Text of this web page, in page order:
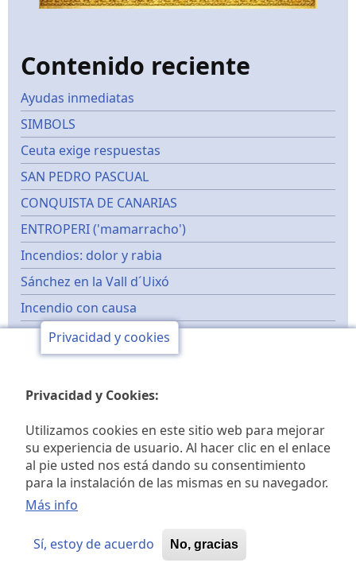
Contenido reciente
Ayudas inmediatas
SIMBOLS
Ceuta exige respuestas
SAN PEDRO PASCUAL
CONQUISTA DE CANARIAS
ENTROPERI ('mamarracho')
Incendios: dolor y rabia
Sánchez en la Vall d´Uixó
Incendio con causa
ALQUIMIA JUDICIAL
MUERTE DEL MONARCA JAIME I
MIGRANTES
Prevenir incendios
Los mejores
Autores
Privacidad y cookies
Privacidad y Cookies:
Utilizamos cookies en este sitio web para mejorar
su experiencia de usuario. Al hacer clic en el enlace
al pie usted nos está dando su consentimiento
para la instalación de las mismas en su navegador.
Más info
Sí, estoy de acuerdo No, gracias